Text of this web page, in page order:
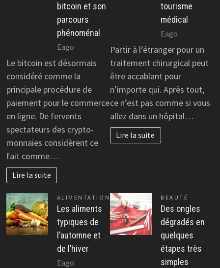
bitcoin et son
parcours
phénoménal
Eago
Le bitcoin est désormais
considéré comme la
principale procédure de
paiement pour le commerce
en ligne. De fervents
spectateurs des crypto-
monnaies considèrent ce
fait comme…
Lire la suite
tourisme
médical
Eago
Partir à l’étranger pour un
traitement chirurgical peut
être accablant pour
n’importe qui. Après tout,
ce n’est pas comme si vous
allez dans un hôpital…
Lire la suite
ALIMENTATION
Les aliments
typiques de
l’automne et
de l’hiver
Eago
BEAUTÉ
Des ongles
dégradés en
quelques
étapes très
simples